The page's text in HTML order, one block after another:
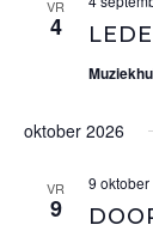
VR
4
oktober 2026
VR
9
9 oktober